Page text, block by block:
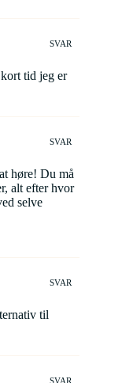
SVAR
tid jeg er
SVAR
høre! Du må
alt efter hvor
selve
SVAR
til
SVAR